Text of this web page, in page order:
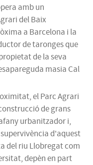
amb un
del Baix
a Barcelona i la
de taronges que
de la seva
masia Cal
el Parc Agrari
de grans
urbanitzador i,
d'aquest
del riu Llobregat com
depèn en part